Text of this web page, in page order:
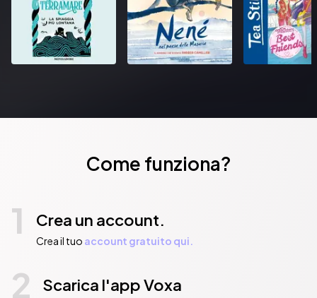
Come funziona?
1 Crea un account.
Crea il tuo account gratuito qui.
2 Scarica l'app Voxa